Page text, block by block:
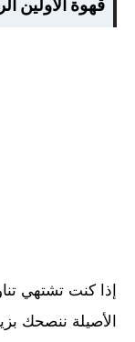
قهوة الأولين
إذا كنت تشتهي
الأصيلة ننصحك